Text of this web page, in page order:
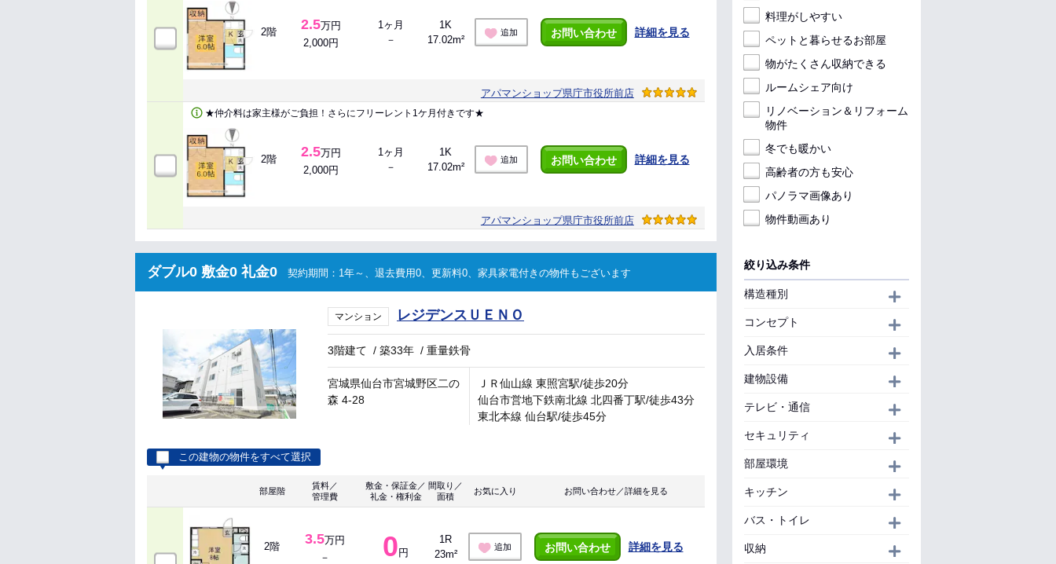
2階 2.5万円
2,000円
1ヶ月
－
1K
17.02m²
追加 お問い合わせ 詳細を見る
アパマンショップ県庁市役所前店
★仲介料は家主様がご負担！さらにフリーレント1ケ月付きです★
2階 2.5万円
2,000円
1ヶ月
－
1K
17.02m²
追加 お問い合わせ 詳細を見る
アパマンショップ県庁市役所前店
ダブル0 敷金0 礼金0 契約期間：1年～、退去費用0、更新料0、家具家電付きの物件もございます
マンション レジデンスＵＥＮＯ
3階建て /築33年 /重量鉄骨
宮城県仙台市宮城野区二の
森 4-28
ＪＲ仙山線 東照宮駅/徒歩20分
仙台市営地下鉄南北線 北四番丁駅/徒歩43分
東北本線 仙台駅/徒歩45分
この建物の物件をすべて選択
部屋階
賃料／
管理費
敷金・保証金／
礼金・権利金
間取り／
面積
お気に入り お問い合わせ／詳細を見る
2階 3.5万円
－
0 円
1R
23m²
追加 お問い合わせ 詳細を見る
料理がしやすい
ペットと暮らせるお部屋
物がたくさん収納できる
ルームシェア向け
リノベーション＆リフォーム
物件
冬でも暖かい
高齢者の方も安心
パノラマ画像あり
物件動画あり
絞り込み条件
構造種別
コンセプト
入居条件
建物設備
テレビ・通信
セキュリティ
部屋環境
キッチン
バス・トイレ
収納